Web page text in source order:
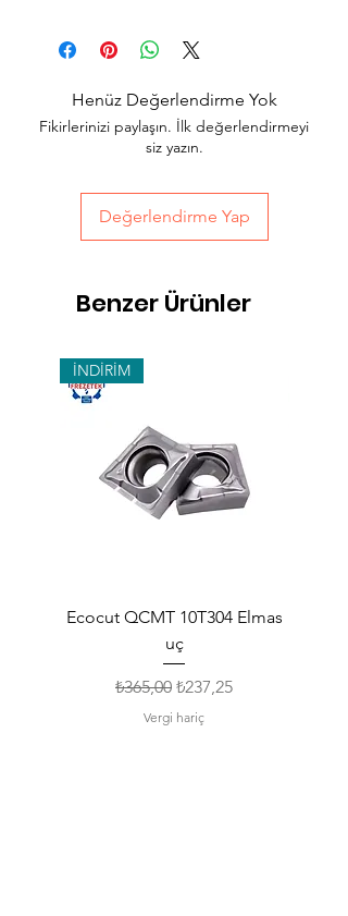
Henüz Değerlendirme Yok
Fikirlerinizi paylaşın. İlk değerlendirmeyi
siz yazın.
Değerlendirme Yap
Benzer Ürünler
İNDİRİM
Ecocut QCMT 10T304 Elmas
uç
Normal Fiyat
₺365,00 İndirimli Fiyat
₺237,25
Vergi hariç